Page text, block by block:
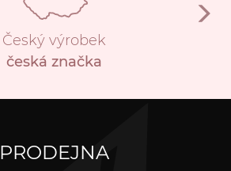
Český výrobek
česká značka
PRODEJNA